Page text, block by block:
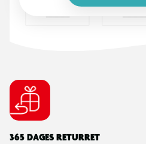
365 DAGES RETURRET